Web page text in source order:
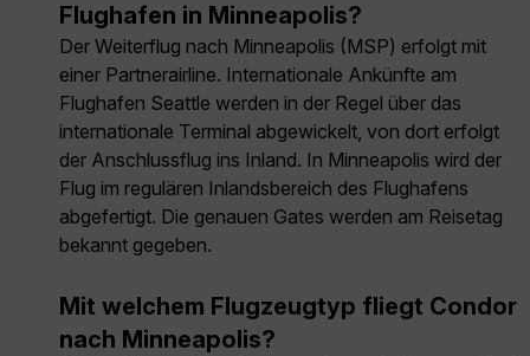
Flughafen in Minneapolis?
Der Weiterflug nach Minneapolis (MSP) erfolgt mit
einer Partnerairline. Internationale Ankünfte am
Flughafen Seattle werden in der Regel über das
internationale Terminal abgewickelt, von dort erfolgt
der Anschlussflug ins Inland. In Minneapolis wird der
Flug im regulären Inlandsbereich des Flughafens
abgefertigt. Die genauen Gates werden am Reisetag
bekannt gegeben.
Mit welchem Flugzeugtyp fliegt Condor
nach Minneapolis?